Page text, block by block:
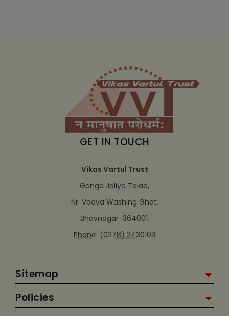
GET IN TOUCH
Vikas Vartul Trust
Ganga Jaliya Talao,
Nr. Vadva Washing Ghat,
Bhavnagar-364001,
Phone: (0278) 2430103
Sitemap
Policies